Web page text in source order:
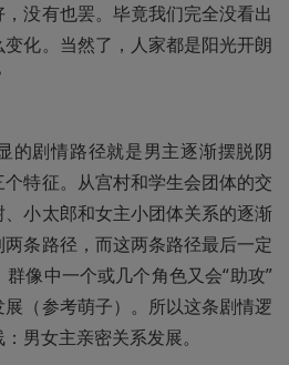
没有也罢。毕竟我们完全没看出
化。当然了，人家都是阳光开朗
的剧情路径就是男主逐渐摆脱阴
特征。从宫村和学生会团体的交
小太郎和女主小团体关系的逐渐
条路径，而这两条路径最后一定
像中一个或几个角色又会“助攻”
（参考萌子）。所以这条剧情逻
男女主亲密关系发展。